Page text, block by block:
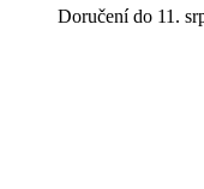
Doručení do 11.